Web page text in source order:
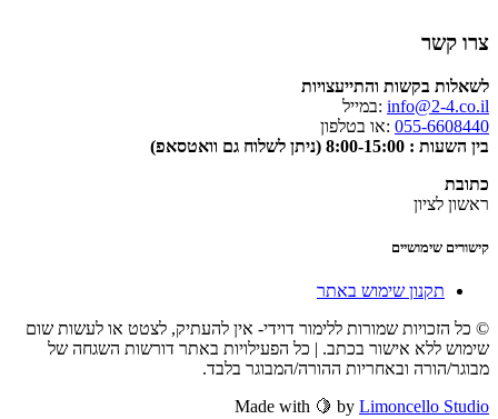
צרו קשר
לשאלות בקשות והתייעצויות
info@2-4.co.il :במייל
055-6608440 :או בטלפון
בין השעות : 8:00-15:00 (ניתן לשלוח גם וואטסאפ)
כתובת
ראשון לציון
קישורים שימושיים
תקנון שימוש באתר
© כל הזכויות שמורות ללימור דוידי- אין להעתיק, לצטט או לעשות שום
שימוש ללא אישור בכתב. | כל הפעילויות באתר דורשות השגחה של
מבוגר/הורה ובאחריות ההורה/המבוגר בלבד.
Made with 🍋 by Limoncello Studio